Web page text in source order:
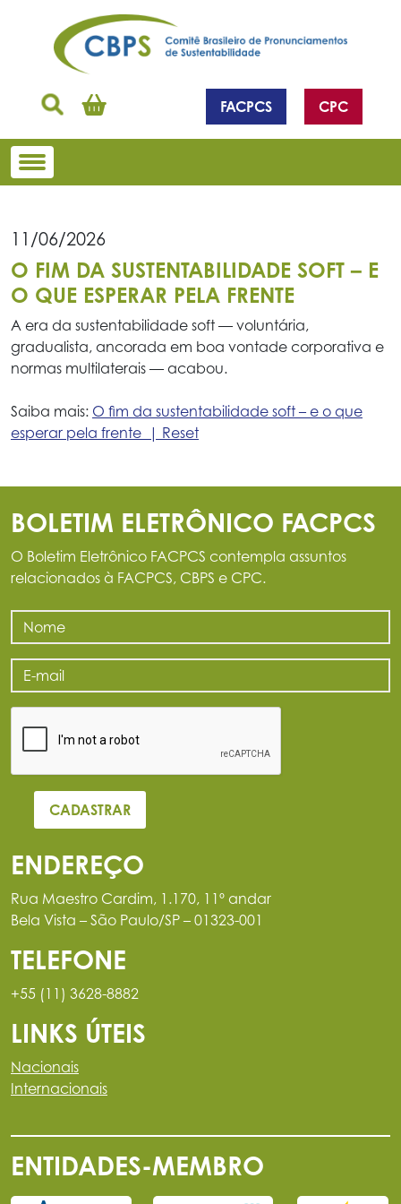
FACPCS CPC
11/06/2026
O FIM DA SUSTENTABILIDADE SOFT – E
O QUE ESPERAR PELA FRENTE
A era da sustentabilidade soft — voluntária,
gradualista, ancorada em boa vontade corporativa e
normas multilaterais — acabou.
Saiba mais: O fim da sustentabilidade soft – e o que
esperar pela frente | Reset
BOLETIM ELETRÔNICO FACPCS
O Boletim Eletrônico FACPCS contempla assuntos
relacionados à FACPCS, CBPS e CPC.
ENDEREÇO
Rua Maestro Cardim, 1.170, 11º andar
Bela Vista – São Paulo/SP – 01323-001
TELEFONE
+55 (11) 3628-8882
LINKS ÚTEIS
Nacionais
Internacionais
ENTIDADES-MEMBRO